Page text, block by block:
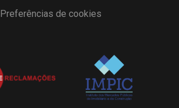
Preferências de cookies